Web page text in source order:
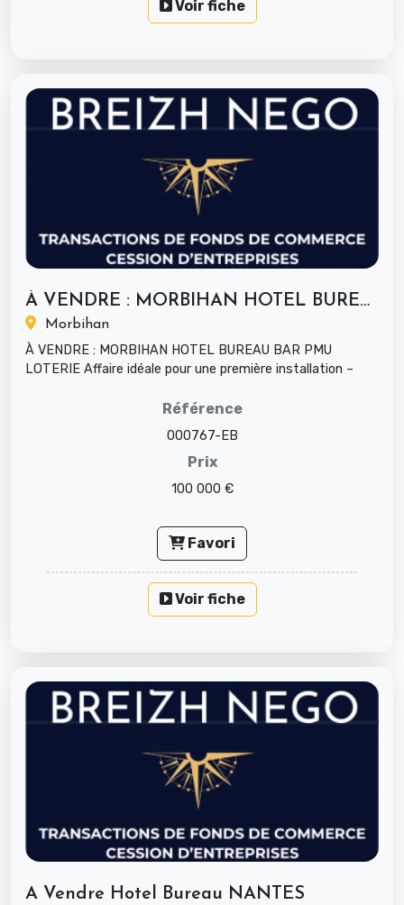
Voir fiche
À VENDRE : MORBIHAN HOTEL BUREAU BAR...
Morbihan
À VENDRE : MORBIHAN HOTEL BUREAU BAR PMU
LOTERIE Affaire idéale pour une première installation –
Référence
000767-EB
Prix
100 000 €
Favori
Voir fiche
A Vendre Hotel Bureau NANTES